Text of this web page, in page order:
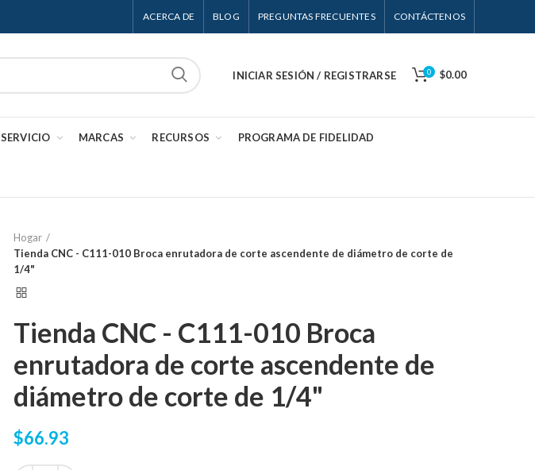
ACERCA DE BLOG PREGUNTAS FRECUENTES CONTÁCTENOS
INICIAR SESIÓN / REGISTRARSE 0 $0.00
SERVICIO MARCAS RECURSOS PROGRAMA DE FIDELIDAD
Hogar
Tienda CNC - C111-010 Broca enrutadora de corte ascendente de diámetro de corte de
1/4"
Tienda CNC - C111-010 Broca
enrutadora de corte ascendente de
diámetro de corte de 1/4"
$66.93